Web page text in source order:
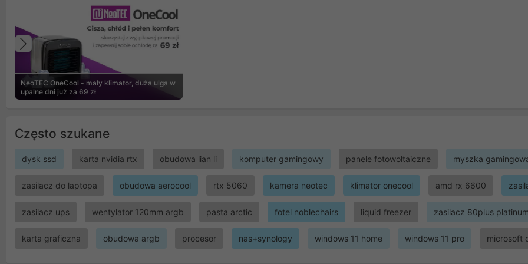
NeoTEC OneCool - mały klimator, duża ulga w
upalne dni już za 69 zł
Poprzedni
Często szukane
dysk ssd karta nvidia rtx obudowa lian li komputer gamingowy panele fotowoltaiczne myszka
zasilacz do laptopa obudowa aerocool rtx 5060 kamera neotec klimator onecool amd rx 6600
zasilacz ups wentylator 120mm argb pasta arctic fotel noblechairs liquid freezer zasilacz 80plus platinum
karta graficzna obudowa argb procesor nas+synology windows 11 home windows 11 pro microsoft